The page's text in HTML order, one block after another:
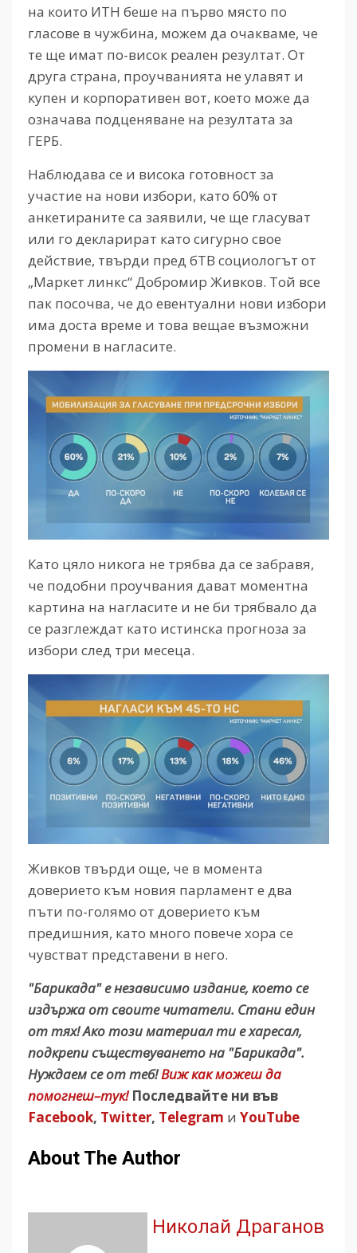
на които ИТН беше на първо място по
гласове в чужбина, можем да очакваме, че
те ще имат по-висок реален резултат. От
друга страна, проучванията не улавят и
купен и корпоративен вот, което може да
означава подценяване на резултата за
ГЕРБ.
Наблюдава се и висока готовност за
участие на нови избори, като 60% от
анкетираните са заявили, че ще гласуват
или го декларират като сигурно свое
действие, твърди пред бТВ социологът от
„Маркет линкс“ Добромир Живков. Той все
пак посочва, че до евентуални нови избори
има доста време и това вещае възможни
промени в нагласите.
Като цяло никога не трябва да се забравя,
че подобни проучвания дават моментна
картина на нагласите и не би трябвало да
се разглеждат като истинска прогноза за
избори след три месеца.
Живков твърди още, че в момента
доверието към новия парламент е два
пъти по-голямо от доверието към
предишния, като много повече хора се
чувстват представени в него.
"Барикада" е независимо издание, което се
издържа от своите читатели. Стани един
от тях! Ако този материал ти е харесал,
подкрепи съществуването на "Барикада".
Нуждаем се от теб!Виж как можеш да
помогнеш–тук! Последвайте ни във
Facebook, Twitter, Telegram и YouTube
About The Author
Николай Драганов